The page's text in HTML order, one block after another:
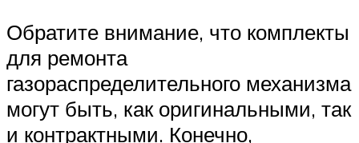
Обратите внимание, что комплекты
для ремонта
газораспределительного механизма
могут быть, как оригинальными, так
и контрактными. Конечно,